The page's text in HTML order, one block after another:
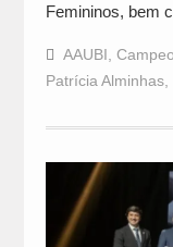
Femininos, bem
AAUBI
Patrícia Alminhas,